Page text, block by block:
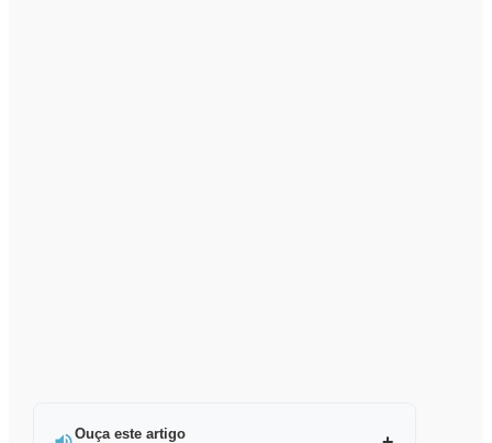
Ouça este artigo